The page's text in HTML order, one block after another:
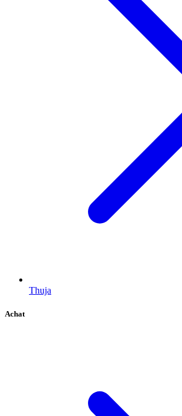
Thuja
Achat